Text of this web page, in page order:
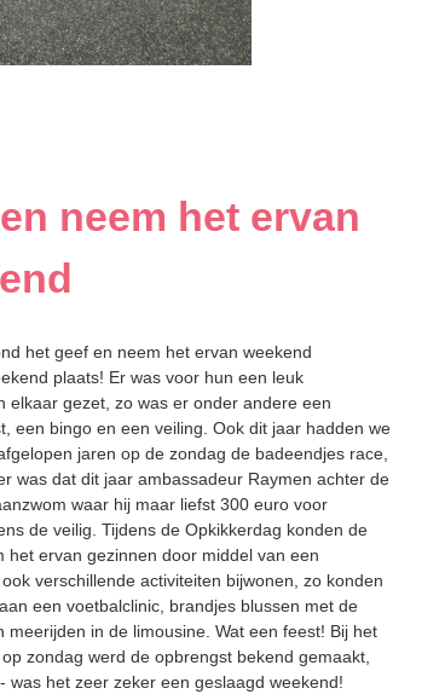
neem het ervan
het geef en neem het ervan weekend
plaats! Er was voor hun een leuk
elkaar gezet, zo was er onder andere een
een bingo en een veiling. Ook dit jaar hadden we
jaren op de zondag de badeendjes race,
was dat dit jaar ambassadeur Raymen achter de
waar hij maar liefst 300 euro voor
de veilig. Tijdens de Opkikkerdag konden de
het ervan gezinnen door middel van een
verschillende activiteiten bijwonen, zo konden
een voetbalclinic, brandjes blussen met de
meerijden in de limousine. Wat een feest! Bij het
zondag werd de opbrengst bekend gemaakt,
was het zeer zeker een geslaagd weekend!